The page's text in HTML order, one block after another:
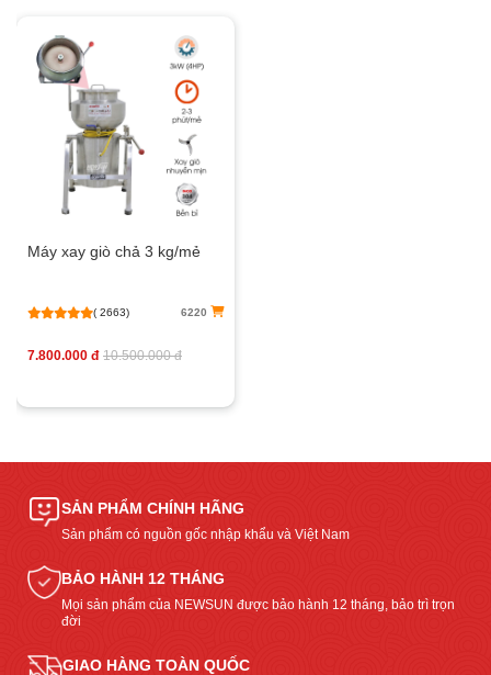
Máy xay giò chả 3 kg/mẻ
( 2663) 6220
7.800.000 đ 10.500.000 đ
SẢN PHẨM CHÍNH HÃNG
Sản phẩm có nguồn gốc nhập khẩu và Việt Nam
BẢO HÀNH 12 THÁNG
Mọi sản phẩm của NEWSUN được bảo hành 12 tháng, bảo trì trọn
đời
GIAO HÀNG TOÀN QUỐC